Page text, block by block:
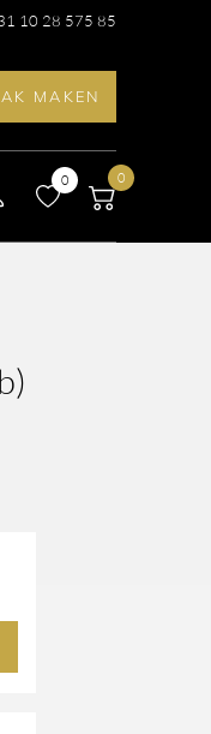
10 28 575 85
MAKEN
0 0